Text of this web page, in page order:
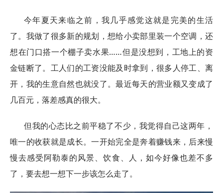
今年夏天来临之前，我几乎感觉这就是完美的生活
了。我做了很多新的规划，想给小卖部里装一个空调，还
想在门口搭一个棚子卖水果……但是没想到，工地上的资
金链断了。工人们的工资没能及时拿到，很多人停工、离
开，我的生意自然也就没了。最近每天的营业额又变成了
几百元，落差感真的很大。
但我的心态比之前平稳了不少，我觉得自己这两年，
唯一的收获就是成长。一开始完全是奔着赚钱来，后来慢
慢去感受阿勒泰的风景、饮食、人，如今好像也差不多
了，要去想一想下一步该怎么走了。